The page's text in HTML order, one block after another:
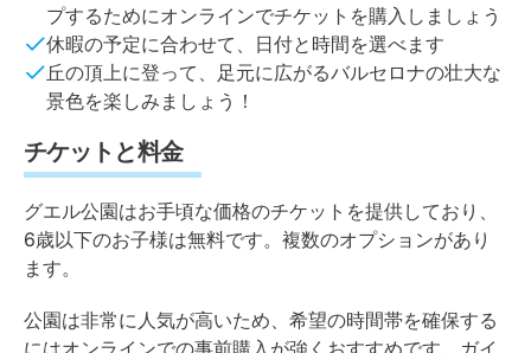
プするためにオンラインでチケットを購入しましょう
休暇の予定に合わせて、日付と時間を選べます
丘の頂上に登って、足元に広がるバルセロナの壮大な
景色を楽しみましょう！
チケットと料金
グエル公園はお手頃な価格のチケットを提供しており、
6歳以下のお子様は無料です。複数のオプションがあり
ます。
公園は非常に人気が高いため、希望の時間帯を確保する
にはオンラインでの事前購入が強くおすすめです。ガイ